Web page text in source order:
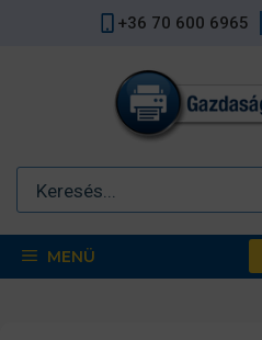
+36 70 600 6965
MENÜ